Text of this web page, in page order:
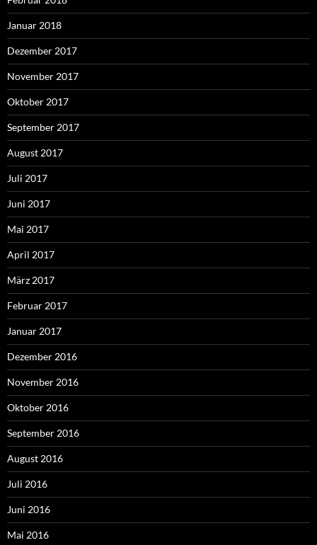
Januar 2018
Dezember 2017
November 2017
Oktober 2017
September 2017
August 2017
Juli 2017
Juni 2017
Mai 2017
April 2017
März 2017
Februar 2017
Januar 2017
Dezember 2016
November 2016
Oktober 2016
September 2016
August 2016
Juli 2016
Juni 2016
Mai 2016